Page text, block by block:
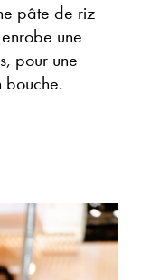
pâte de riz
une
pour une
bouche.